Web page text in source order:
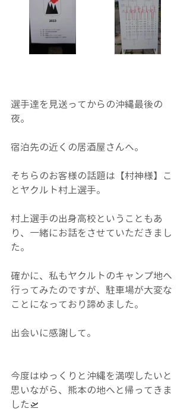
選手達を見送ってからの沖縄最後の
夜。
宿泊先の近くの居酒屋さんへ。
そちらのお客様の話題は【村神様】こ
とヤクルト村上選手。
村上選手の出身高校ということもあ
り、一緒にお話をさせていただきまし
た。
確かに、私もヤクルトのキャンプ地へ
行ってみたのですが、駐車場が大変な
ことになっており諦めました。
出会いに感謝して。
今度はゆっくりと沖縄を満喫したいと
思いながら、熊本の地へと帰ってきま
した🛫